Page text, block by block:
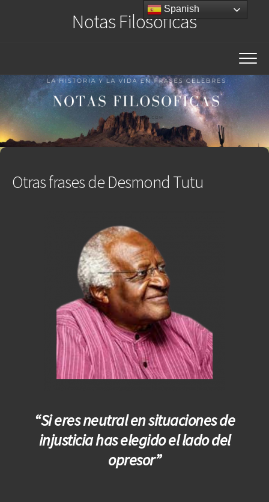
Notas Filosóficas
Otras frases de Desmond Tutu
“Si eres neutral en situaciones de
injusticia has elegido el lado del
opresor”
Spanish